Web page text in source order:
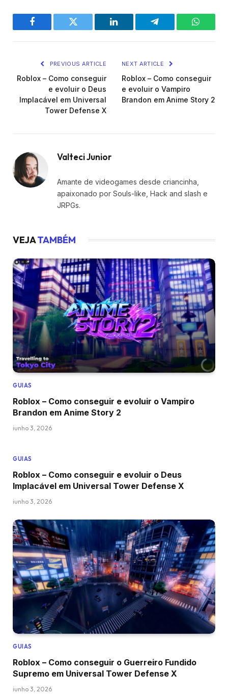
Facebook Twitter LinkedIn Telegram
PREVIOUS ARTICLE
Roblox – Como conseguir
e evoluir o Deus
Implacável em Universal
Tower Defense X
NEXT ARTICLE
Roblox – Como conseguir
e evoluir o Vampiro
Brandon em Anime Story 2
Valteci Junior
Amante de videogames desde criancinha,
apaixonado por Souls-like, Hack and slash e
JRPGs.
VEJATAMBÉM
GUIAS
Roblox – Como conseguir e evoluir o Vampiro
Brandon em Anime Story 2
junho 3, 2026
GUIAS
Roblox – Como conseguir e evoluir o Deus
Implacável em Universal Tower Defense X
junho 3, 2026
GUIAS
Roblox – Como conseguir o Guerreiro Fundido
Supremo em Universal Tower Defense X
junho 3, 2026